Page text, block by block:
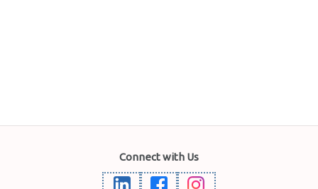
Connect with Us